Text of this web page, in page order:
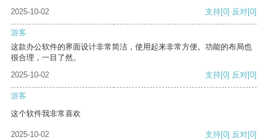
2025-10-02
支持[0] 反对[0]
游客
这款办公软件的界面设计非常简洁，使用起来非常方便。功能的布局也
很合理，一目了然。
2025-10-02
支持[0] 反对[0]
游客
这个软件我非常喜欢
2025-10-02 支持[0] 反对[0]